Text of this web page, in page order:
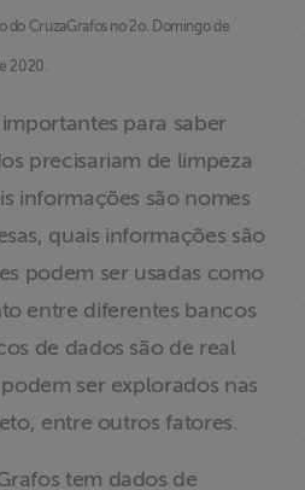
do CruzaGrafos no 2o. Domingo de
2020.
para saber
precisariam de limpeza
informações são nomes
quais informações são
podem ser usadas como
entre diferentes bancos
de dados são de real
ser explorados nas
entre outros fatores.
tem dados de